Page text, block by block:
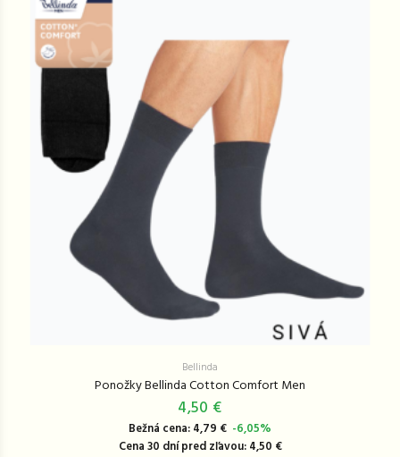
Bellinda
Ponožky Bellinda Cotton Comfort Men
4,50 €
Bežná cena: 4,79 € -6,05%
Cena 30 dní pred zľavou: 4,50 €